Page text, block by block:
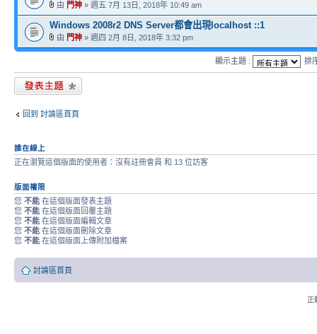
由 門神 » 週五 7月 13日, 2018年 10:49 am
Windows 2008r2 DNS Server都會出現localhost ::1
由 門神 » 週四 2月 8日, 2018年 3:32 pm
顯示主題 : 排
發表新主題
回到 討論區首頁
誰在線上
正在瀏覽這個版面的使用者：沒有註冊會員 和 13 位訪客
版面權限
您 不能 在這個版面發表主題
您 不能 在這個版面回覆主題
您 不能 在這個版面編輯文章
您 不能 在這個版面刪除文章
您 不能 在這個版面上傳附加檔案
討論區首頁
正